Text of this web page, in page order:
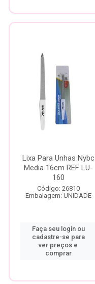
Lixa Para Unhas Nybc
Media 16cm REF LU-
160
Código: 26810
Embalagem: UNIDADE
Faça seu login ou
cadastre-se para
ver preços e
comprar